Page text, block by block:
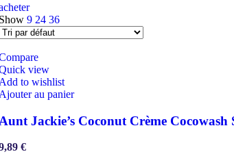
9 24 36
view
to wishlist
au panier
Jackie’s Coconut Crème
€